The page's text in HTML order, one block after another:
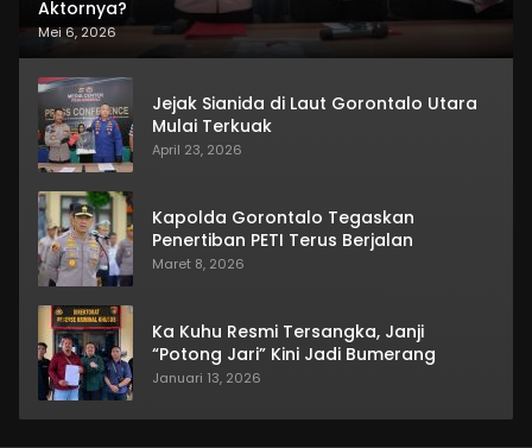
Aktornya?
Mei 6, 2026
Jejak Sianida di Laut Gorontalo Utara
Mulai Terkuak
April 23, 2026
Kapolda Gorontalo Tegaskan
Penertiban PETI Terus Berjalan
Maret 8, 2026
Ka Kuhu Resmi Tersangka, Janji
“Potong Jari” Kini Jadi Bumerang
Januari 13, 2026